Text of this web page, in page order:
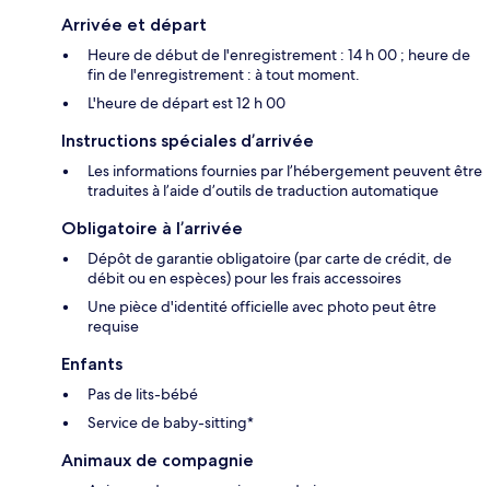
Arrivée et départ
Heure de début de l'enregistrement : 14 h 00 ; heure de
fin de l'enregistrement : à tout moment.
L'heure de départ est 12 h 00
Instructions spéciales d’arrivée
Les informations fournies par l’hébergement peuvent être
traduites à l’aide d’outils de traduction automatique
Obligatoire à l’arrivée
Dépôt de garantie obligatoire (par carte de crédit, de
débit ou en espèces) pour les frais accessoires
Une pièce d'identité officielle avec photo peut être
requise
Enfants
Pas de lits-bébé
Service de baby-sitting*
Animaux de compagnie